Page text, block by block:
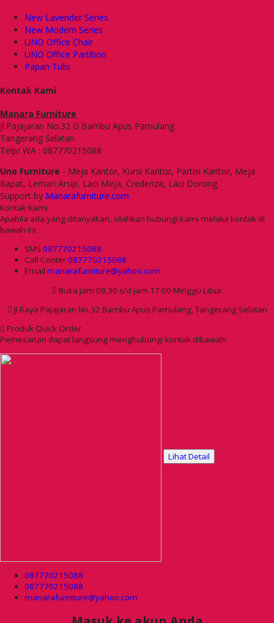
New Lavender Series
New Modern Series
UNO Office Chair
UNO Office Partition
Papan Tulis
Kontak Kami
Manara Furniture
Jl.Pajajaran No.32 G Bambu Apus Pamulang
Tangerang Selatan
Telp/ WA : 087770215088
Uno Furniture - Meja Kantor, Kursi Kantor, Partisi Kantor, Meja
Rapat, Lemari Arsip, Laci Meja, Credenza, Laci Dorong
Support by Manarafurniture.com
Kontak Kami
Apabila ada yang ditanyakan, silahkan hubungi kami melalui kontak di
bawah ini.
SMS 087770215088
Call Center087770215088
Email manarafurniture@yahoo.com
Buka jam 08.30 s/d jam 17.00 Minggu Libur
Jl.Raya Pajajaran No.32 Bambu Apus Pamulang, Tangerang Selatan
Produk Quick Order
Pemesanan dapat langsung menghubungi kontak dibawah:
Lihat Detail
087770215088
087770215088
manarafurniture@yahoo.com